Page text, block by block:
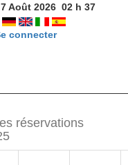
Août 2026 02h 37
connecter
réservations